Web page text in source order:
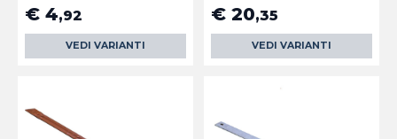
€ 4,92
VEDI VARIANTI
€ 20,35
VEDI VARIANTI